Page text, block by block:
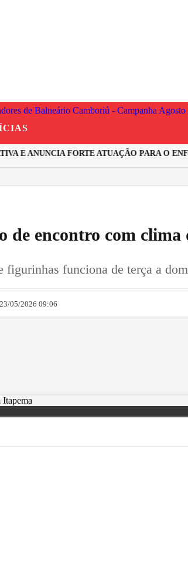
ANUNCIA FORTE ATUAÇÃO PARA O
de encontro com
funciona de terça a
23/05/2026 09:06